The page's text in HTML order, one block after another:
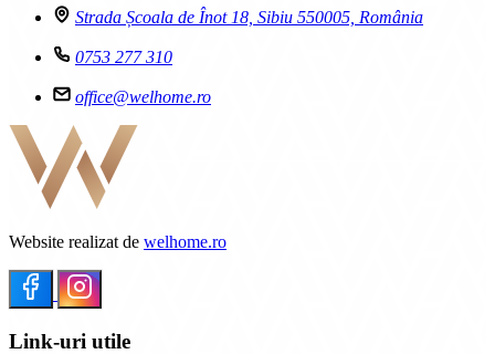
Strada Școala de Înot 18, Sibiu 550005, România
0753 277 310
office@welhome.ro
Website realizat de welhome.ro
Link-uri utile